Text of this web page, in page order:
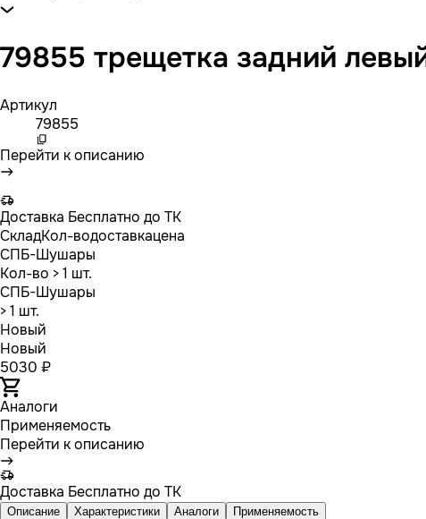
79855 трещетка задний
Артикул
79855
Перейти к описанию
Доставка Бесплатно до ТК
СкладКол-водоставкацена
СПБ-Шушары
Кол-во > 1 шт.
СПБ-Шушары
> 1 шт.
Новый
Новый
5030 ₽
Аналоги
Применяемость
Перейти к описанию
Доставка Бесплатно до ТК
Описание Характеристики Аналоги Применяемость